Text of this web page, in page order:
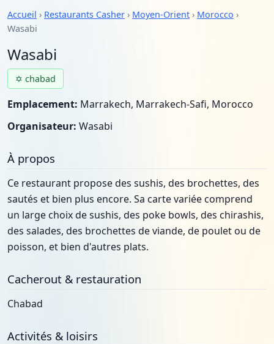
Accueil › Restaurants Casher › Moyen-Orient › Morocco ›
Wasabi
Wasabi
✡ chabad
Emplacement: Marrakech, Marrakech-Safi, Morocco
Organisateur: Wasabi
À propos
Ce restaurant propose des sushis, des brochettes, des
sautés et bien plus encore. Sa carte variée comprend
un large choix de sushis, des poke bowls, des chirashis,
des salades, des brochettes de viande, de poulet ou de
poisson, et bien d'autres plats.
Cacherout & restauration
Chabad
Activités & loisirs